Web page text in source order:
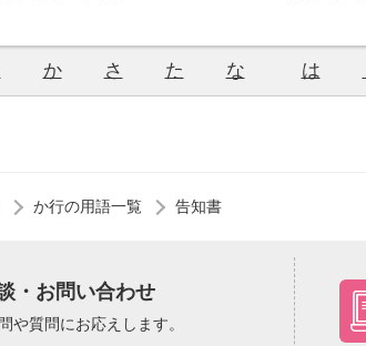
か さ た な は
か行の用語一覧 告知書
・お問い合わせ
や質問にお応えします。